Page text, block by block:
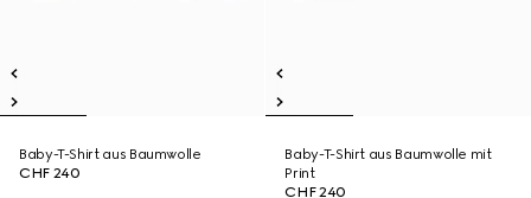
Baby-T-Shirt aus Baumwolle
CHF 240
Baby-T-Shirt aus Baumwolle mit
Print
CHF 240